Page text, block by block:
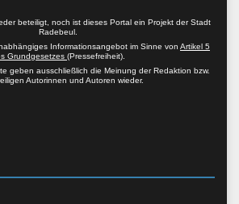
beteiligt, noch ist dieses Portal ein Projekt der Stadt
Radebeul.
Informationsangebot im Sinne von Artikel 5
Grundgesetzes (Pressefreiheit).
geben ausschließlich die Meinung der Redaktion bzw.
Autorinnen und Autoren wieder.